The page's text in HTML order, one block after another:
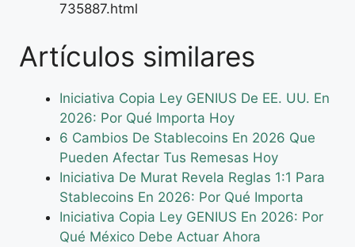
735887.html
Artículos similares
Iniciativa Copia Ley GENIUS De EE. UU. En
2026: Por Qué Importa Hoy
6 Cambios De Stablecoins En 2026 Que
Pueden Afectar Tus Remesas Hoy
Iniciativa De Murat Revela Reglas 1:1 Para
Stablecoins En 2026: Por Qué Importa
Iniciativa Copia Ley GENIUS En 2026: Por
Qué México Debe Actuar Ahora